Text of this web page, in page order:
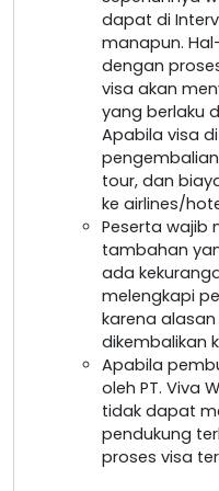
dapat di
manapun.
dengan
visa akan
yang berlaku
Apabila visa
tour, dan
ke airlines/
Peserta wajib
tambahan
ada
melengkapi
karena
dikembalikan
Apabila
oleh PT. Viva
tidak dapat
pendukung
proses visa